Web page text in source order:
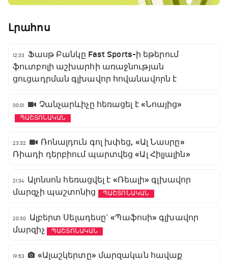
Լրահոս
12:33
Ֆասթ Բանկը Fast Sports-ի եթերում
ֆուտբոլի աշխարհի առաջնության
ցուցադրման գլխավոր հովանավորն է
00:01 Չանչարևիչը հեռացել է «Նոայից»
ՊԱՇՏՈՆԱԿԱՆ
23:32
Ռոնալդուն գոլ խփեց, «Ալ Նասրը»
Ռիադի դերբիում պարտվեց «Ալ Հիլյալին»
21:34 Ալոնսոն հեռացվել է «Ռեալի» գլխավոր
մարզչի պաշտոնից
ՊԱՇՏՈՆԱԿԱՆ
20:30
Ալբերտ Սելադեսը` «Պաֆոսի» գլխավոր
մարզիչ
ՊԱՇՏՈՆԱԿԱՆ
19:53
«Ալաշկերտը» մարզական հավաք